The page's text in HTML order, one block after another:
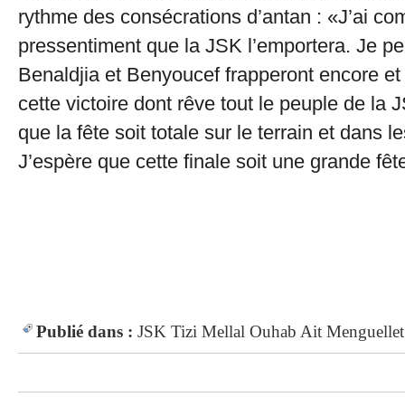
rythme des consécrations d’antan : «J’ai
pressentiment que la JSK l’emportera. Je
Benaldjia et Benyoucef frapperont encore
cette victoire dont rêve tout le peuple de la
que la fête soit totale sur le terrain et dans
J’espère que cette finale soit une grande
Publié dans : JSK Tizi Mellal Ouhab Ait Menguellet